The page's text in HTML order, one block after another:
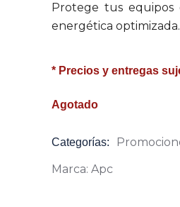
Protege tus equipos
energética optimizada.
* Precios y entregas
Agotado
Categorías:
Marca: Apc